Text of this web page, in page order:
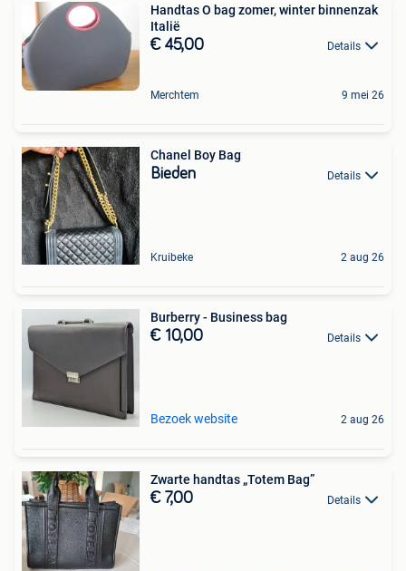
Handtas O bag zomer, winter binnenzak
Italië
€ 45,00 Details
Merchtem 9 mei 26
Chanel Boy Bag
Bieden Details
Kruibeke 2 aug 26
Burberry - Business bag
€ 10,00 Details
Bezoek website 2 aug 26
Zwarte handtas „Totem Bag”
€ 7,00 Details